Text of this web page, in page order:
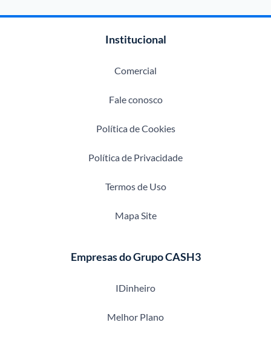
Institucional
Comercial
Fale conosco
Política de Cookies
Política de Privacidade
Termos de Uso
Mapa Site
Empresas do Grupo CASH3
IDinheiro
Melhor Plano